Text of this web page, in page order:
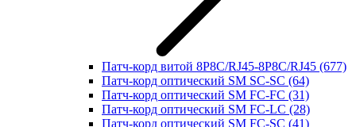
Патч-корд витой 8P8C/RJ45-8P8C/RJ45 (677)
Патч-корд оптический SM SC-SC (64)
Патч-корд оптический SM FC-FC (31)
Патч-корд оптический SM FC-LC (28)
Патч-корд оптический SM FC-SC (41)